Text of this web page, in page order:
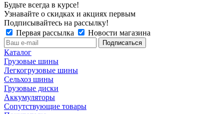
Будьте всегда в курсе!
Узнавайте о скидках и акциях первым
Подписывайтесь на рассылку!
Первая рассылка
Новости магазина
Каталог
Грузовые шины
Легкогрузовые шины
Сельхоз шины
Грузовые диски
Аккумуляторы
Сопутствующие товары